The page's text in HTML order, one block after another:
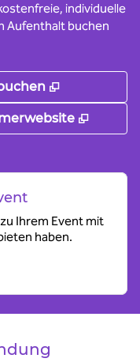
individuelle
Aufenthalt buchen
,
,
Ihrem Event mit
haben.